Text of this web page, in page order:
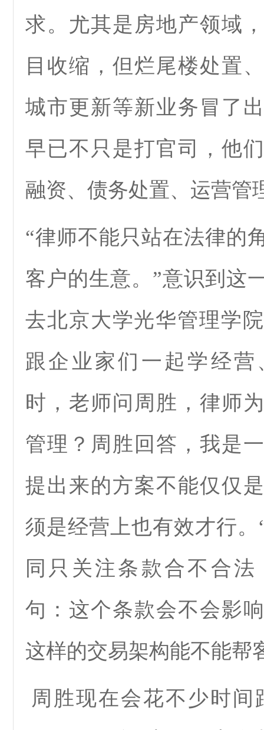
求。尤其是房地产领域
目收缩，但烂尾楼处置
城市更新等新业务冒了
早已不只是打官司，他
融资、债务处置、运营管
“律师不能只站在法律的
客户的生意。”意识到这
去北京大学光华管理学
跟企业家们一起学经
时，老师问周胜，律师
管理？周胜回答，我是
提出来的方案不能仅仅
须是经营上也有效才行
同只关注条款合不合
句：这个条款会不会影
这样的交易架构能不能帮
周胜现在会花不少时间